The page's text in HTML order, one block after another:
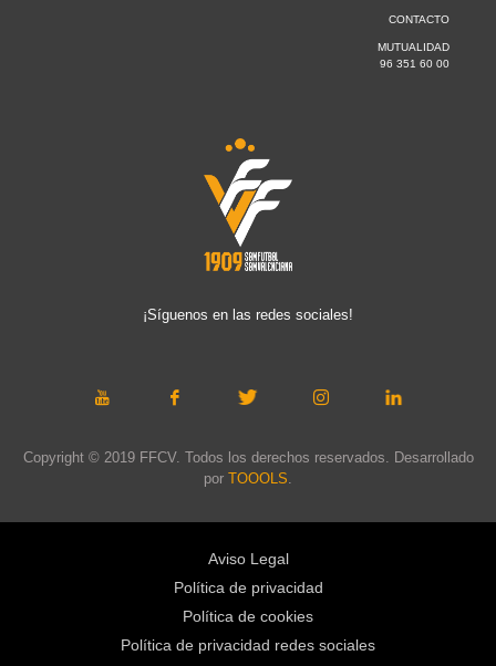
CONTACTO
MUTUALIDAD
96 351 60 00
¡Síguenos en las redes sociales!
Copyright © 2019 FFCV. Todos los derechos reservados. Desarrollado
por TOOOLS
Aviso Legal
Política de privacidad
Política de cookies
Política de privacidad redes sociales